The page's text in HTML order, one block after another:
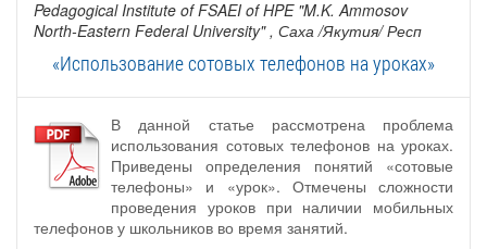
Pedagogical Institute of FSAEI of HPE "M.K. Ammosov
North-Eastern Federal University" , Саха /Якутия/ Респ
«Использование сотовых телефонов на уроках»
В данной статье рассмотрена проблема
использования сотовых телефонов на уроках.
Приведены определения понятий «сотовые
телефоны» и «урок». Отмечены сложности
проведения уроков при наличии мобильных
телефонов у школьников во время занятий.